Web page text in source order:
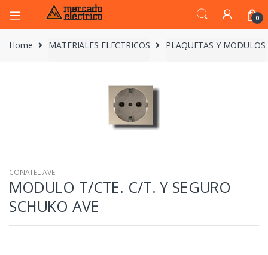
0
Home MATERIALES ELECTRICOS PLAQUETAS Y MODULOS
CONATEL AVE
MODULO T/CTE. C/T. Y SEGURO
SCHUKO AVE